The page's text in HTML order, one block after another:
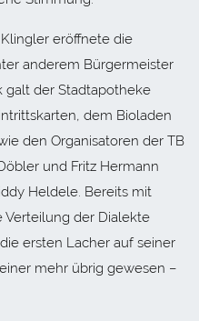
eröffnete die
anderem Bürgermeister
galt der Stadtapotheke
dem Bioladen
den Organisatoren der TB
und Fritz Hermann
Heldele. Bereits mit
der Dialekte
ersten Lacher auf seiner
mehr übrig gewesen –